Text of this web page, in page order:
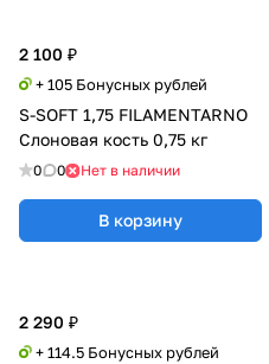
2 100 ₽
+ 105 Бонусных рублей
S-SOFT 1,75 FILAMENTARNO
Слоновая кость 0,75 кг
0 0 Нет в наличии
В корзину
2 290 ₽
+ 114.5 Бонусных рублей